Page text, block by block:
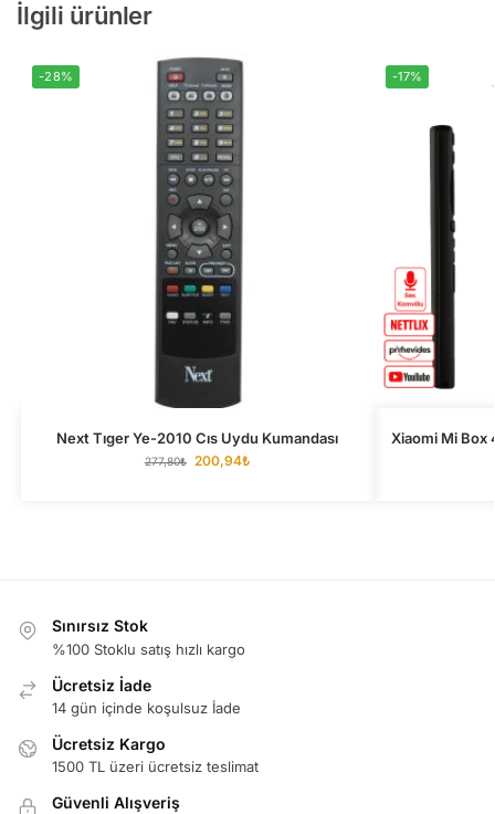
İlgili ürünler
-28%
Next Tıger Ye-2010 Cıs Uydu Kumandası
277,80₺ 200,94₺
-17%
Xiaomi Mi Box
Sınırsız Stok
%100 Stoklu satış hızlı kargo
Ücretsiz İade
14 gün içinde koşulsuz İade
Ücretsiz Kargo
1500 TL üzeri ücretsiz teslimat
Güvenli Alışveriş